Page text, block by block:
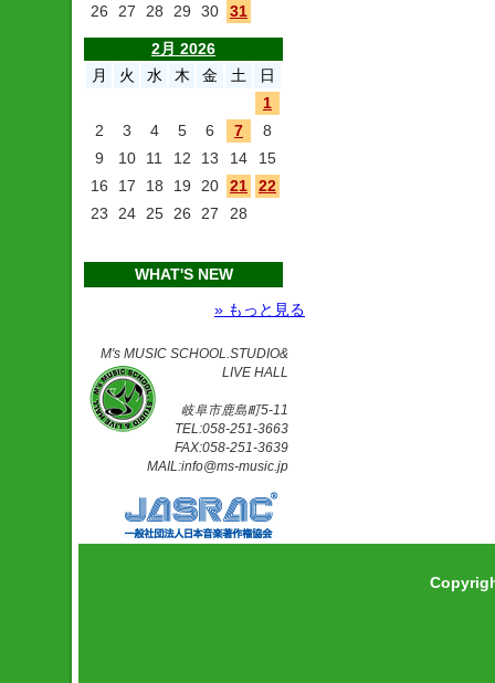
26
27 28 29 30 31
2月 2026
月
火 水 木 金 土
日
1
2
3 4 5 6 7
8
9
10 11 12 13 14
15
16
17 18 19 20 21
22
23
24 25 26 27 28
WHAT'S NEW
» もっと見る
M's MUSIC SCHOOL.STUDIO&
LIVE HALL
岐阜市鹿島町5-11
TEL:058-251-3663
FAX:058-251-3639
MAIL:info@ms-music.jp